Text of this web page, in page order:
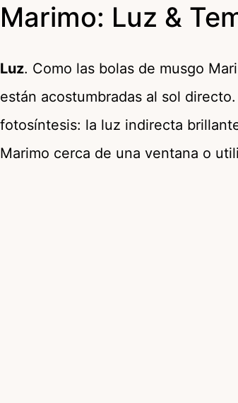
Marimo: Luz &
Luz. Como las bolas de musgo
están acostumbradas al sol
fotosíntesis: la luz indirecta
Marimo cerca de una ventana o